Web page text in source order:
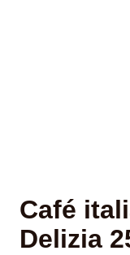
Café
Delizia